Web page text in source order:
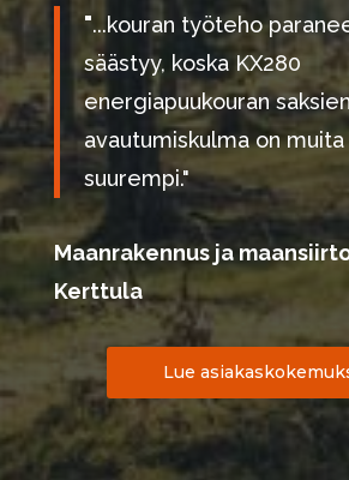
"...kouran työteho
säästyy, koska KX280
energiapuukouran
avautumiskulma on
suurempi."
Maanrakennus ja
Kerttula
Lue